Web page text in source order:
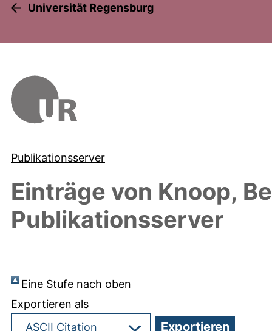
Universität Regensburg
Publikationsserver
Einträge von Knoop,
Publikationsserver
Eine Stufe nach oben
Exportieren als